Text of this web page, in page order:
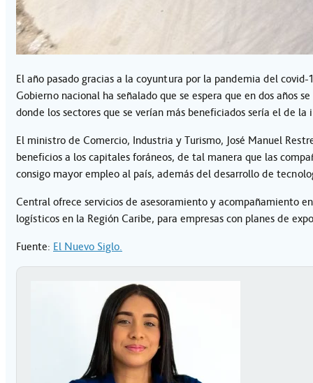
El año pasado gracias a la coyuntura por la pandemia del
Gobierno nacional ha señalado que se espera que en dos años
donde los sectores que se verían más beneficiados sería el de
El ministro de Comercio, Industria y Turismo, José Manuel
beneficios a los capitales foráneos, de tal manera que las
consigo mayor empleo al país, además del desarrollo de
Central ofrece servicios de asesoramiento y acompañamiento
logísticos en la Región Caribe, para empresas con planes de
Fuente: El Nuevo Siglo.